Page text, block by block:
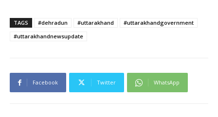
TAGS #dehradun #uttarakhand
#uttarakhandgovernment
#uttarakhandnewsupdate
Facebook Twitter WhatsApp